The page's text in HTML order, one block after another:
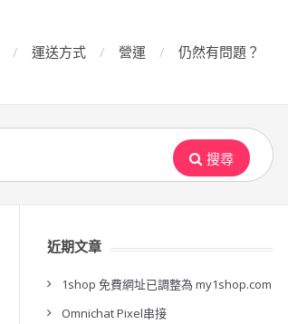
運送方式 營運 仍然有問題？
搜尋
近期文章
1shop 免費網址已調整為 my1shop.com
Omnichat Pixel串接